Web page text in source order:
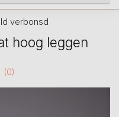
verbonsd
hoog leggen
(0)